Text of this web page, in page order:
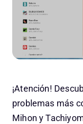
¡Atención!
problemas más
Mihon y